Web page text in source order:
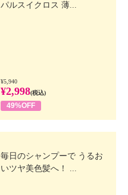
パルスイクロス 薄...
¥5,940
¥2,998(税込)
49%OFF
毎日のシャンプーで うるお
いツヤ美色髪へ！ ...